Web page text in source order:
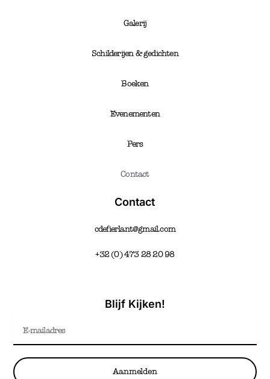
Galerij
Schilderijen & gedichten
Boeken
Evenementen
Pers
Contact
Contact
cdefierlant@gmail.com
+32 (0) 473 28 20 98
Blijf Kijken!
Aanmelden